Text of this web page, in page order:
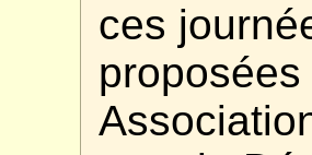
ces